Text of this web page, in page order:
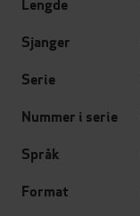
Lengde
Sjanger
Serie
Nummer i serie
Språk
Format